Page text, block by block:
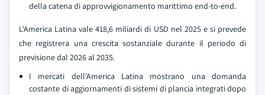
della catena di approvvigionamento marittimo end-to-end.
L'America Latina vale 418,6 miliardi di USD nel 2025 e si prevede
che registrera una crescita sostanziale durante il periodo di
previsione dal 2026 al 2035.
I mercati dell'America Latina mostrano una domanda
costante di aggiornamenti di sistemi di plancia integrati dopo